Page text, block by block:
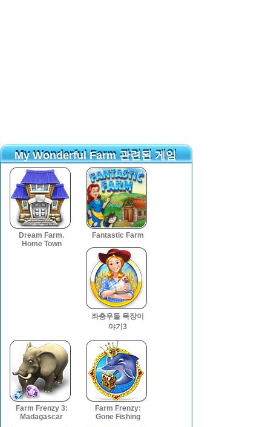
My Wonderful Farm 관련된 게임
My Wonderful Farm 관련된 게임
Dream Farm.
Home Town
Fantastic Farm
좌충우돌 목장이
야기3
Farm Frenzy 3:
Madagascar
Farm Frenzy:
Gone Fishing